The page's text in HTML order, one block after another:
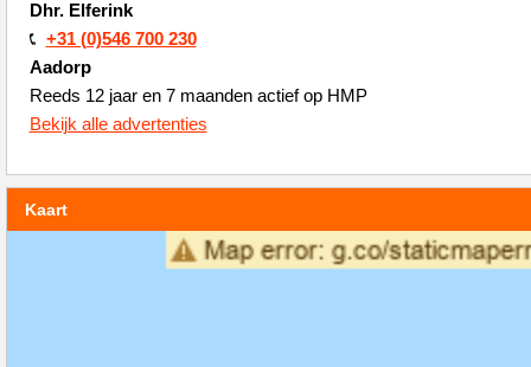
Dhr. Elferink
+31 (0)546 700 230
Aadorp
Reeds 12 jaar en 7 maanden actief op HMP
Bekijk alle advertenties
Kaart